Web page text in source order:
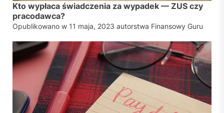
Kto wypłaca świadczenia za wypadek — ZUS czy
pracodawca?
Opublikowano w 11 maja, 2023 autorstwa Finansowy Guru